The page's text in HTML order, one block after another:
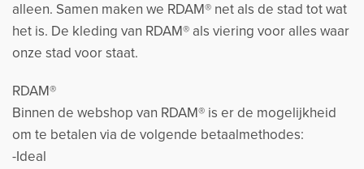
alleen. Samen maken we RDAM® net als de stad tot wat
het is. De kleding van RDAM® als viering voor alles waar
onze stad voor staat.
RDAM®
Binnen de webshop van RDAM® is er de mogelijkheid
om te betalen via de volgende betaalmethodes:
-Ideal